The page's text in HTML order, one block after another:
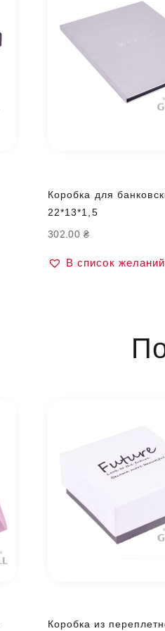
Коробка для
22*13*1,5
302.00 ₴
В список желаний
Коробка из